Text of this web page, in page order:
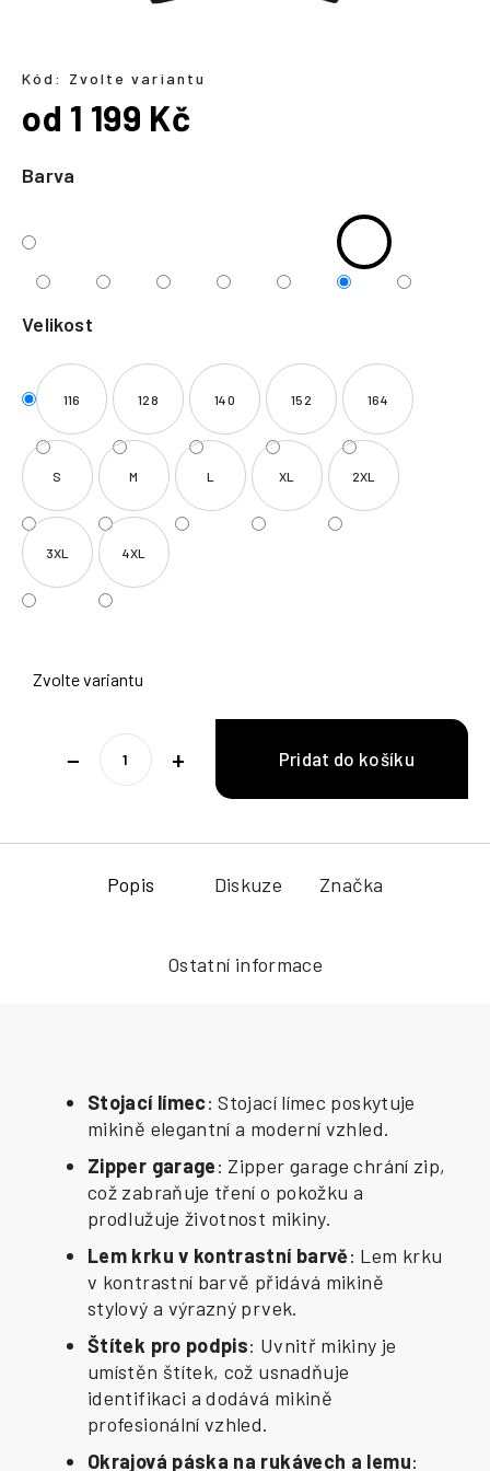
Barva
Velikost
116 128 140 152 164
S M L XL 2XL
3XL 4XL
Zvolte variantu
+
−
Kód: Zvolte variantu
od 1 199 Kč
cena:
Popis Diskuze Značka
Ostatní informace
Stojací límec: Stojací límec poskytuje
mikině elegantní a moderní vzhled.
Zipper garage: Zipper garage chrání zip,
což zabraňuje tření o pokožku a
prodlužuje životnost mikiny.
Lem krku v kontrastní barvě: Lem krku
v kontrastní barvě přidává mikině
stylový a výrazný prvek.
Štítek pro podpis: Uvnitř mikiny je
umístěn štítek, což usnadňuje
identifikaci a dodává mikině
profesionální vzhled.
Okrajová páska na rukávech a lemu:
í
t
?